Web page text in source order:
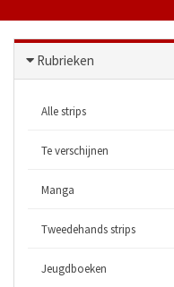
Rubrieken
Alle strips
Te verschijnen
Manga
Tweedehands strips
Jeugdboeken